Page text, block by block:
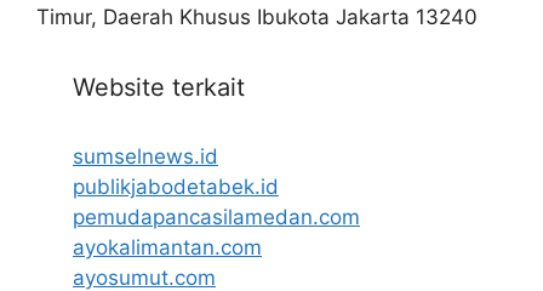
Timur, Daerah Khusus Ibukota Jakarta 13240
Website terkait
sumselnews.id
publikjabodetabek.id
pemudapancasilamedan.com
ayokalimantan.com
ayosumut.com